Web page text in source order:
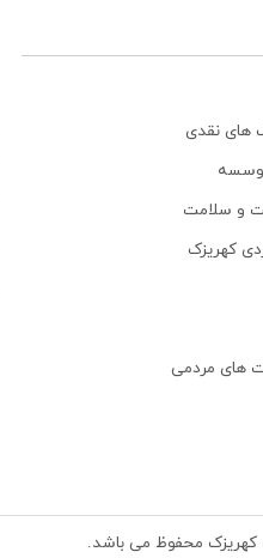
های نقدی
و سلامت
کهریزک
های مردمی
محفوظ می باشد.